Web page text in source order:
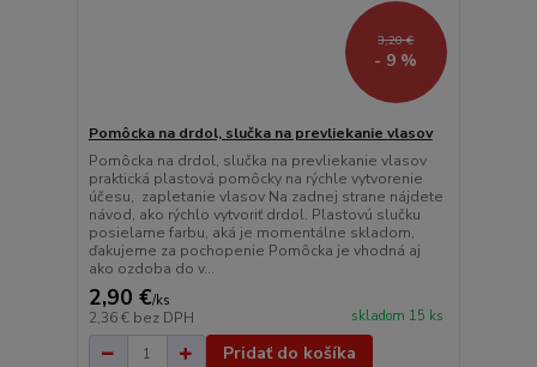
3,20 €
- 9 %
Pomôcka na drdol, slučka na prevliekanie vlasov
Pomôcka na drdol, slučka na prevliekanie vlasov
praktická plastová pomôcky na rýchle vytvorenie
účesu, zapletanie vlasov Na zadnej strane nájdete
návod, ako rýchlo vytvoriť drdol. Plastovú slučku
posielame farbu, aká je momentálne skladom,
ďakujeme za pochopenie Pomôcka je vhodná aj
ako ozdoba do v...
2,90 €/ks
2,36 € bez DPH skladom 15 ks
Pridať do košíka